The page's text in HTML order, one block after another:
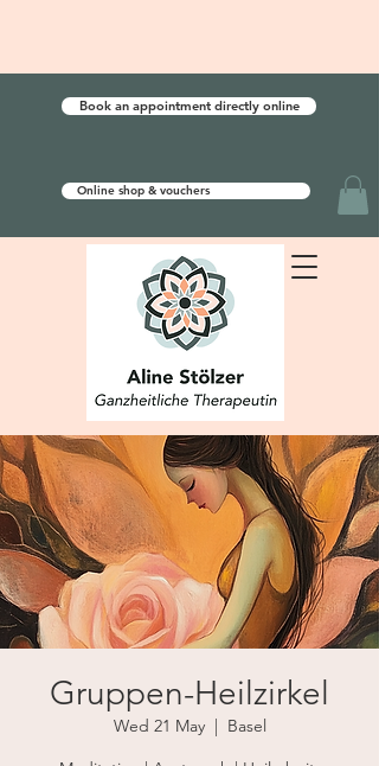
Book an appointment directly online
Online shop & vouchers
Gruppen-Heilzirkel
Wed 21 May
  |
Basel